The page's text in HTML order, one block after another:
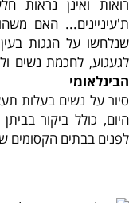
רואות ואינן נראות
ת'עיניינים... האם
שנלחשו על הגגות
לגעגוע, לחכמת נשים
הבינלאומי
סיור על נשים בעלות
היום, כולל ביקור
לפנים בבתים הקסומים